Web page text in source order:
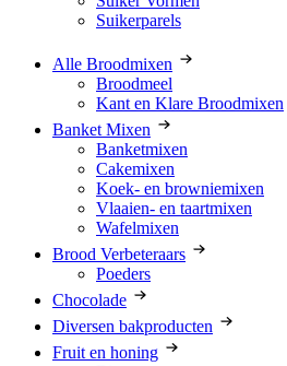
Suikerparels
Alle Broodmixen
Broodmeel
Kant en Klare Broodmixen
Banket Mixen
Banketmixen
Cakemixen
Koek- en browniemixen
Vlaaien- en taartmixen
Wafelmixen
Brood Verbeteraars
Poeders
Chocolade
Diversen bakproducten
Fruit en honing